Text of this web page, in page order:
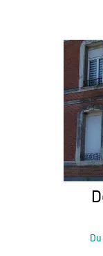
Du